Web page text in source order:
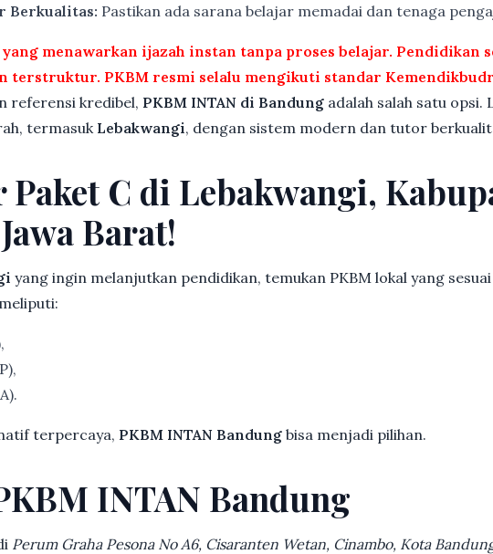
Berkualitas: Pastikan ada sarana belajar memadai dan tenaga
menawarkan ijazah instan tanpa proses belajar. Pendidikan
terstruktur. PKBM resmi selalu mengikuti standar
referensi kredibel, PKBM INTAN di Bandung adalah salah satu opsi.
termasuk Lebakwangi, dengan sistem modern dan tutor
Paket C di Lebakwangi,
Barat!
yang ingin melanjutkan pendidikan, temukan PKBM lokal yang
terpercaya, PKBM INTAN Bandung bisa menjadi pilihan.
INTAN Bandung
Perum Graha Pesona No A6, Cisaranten Wetan, Cinambo, Kota